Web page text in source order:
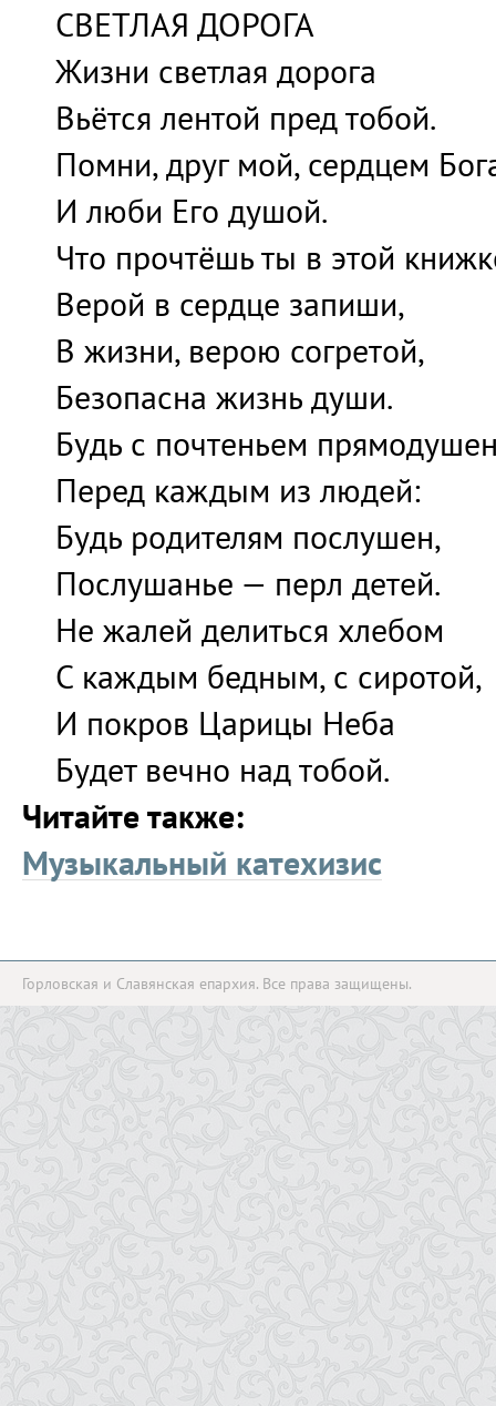
СВЕТЛАЯ ДОРОГА
Жизни светлая дорога
Вьётся лентой пред тобой.
Помни, друг мой, сердцем
И люби Его душой.
Что прочтёшь ты в этой
Верой в сердце запиши,
В жизни, верою согретой,
Безопасна жизнь души.
Будь с почтеньем
Перед каждым из людей:
Будь родителям послушен,
Послушанье — перл детей.
Не жалей делиться хлебом
С каждым бедным, с сиротой,
И покров Царицы Неба
Будет вечно над тобой.
Читайте также:
Музыкальный катехизис
Горловская и Славянская епархия. Все права защищены.